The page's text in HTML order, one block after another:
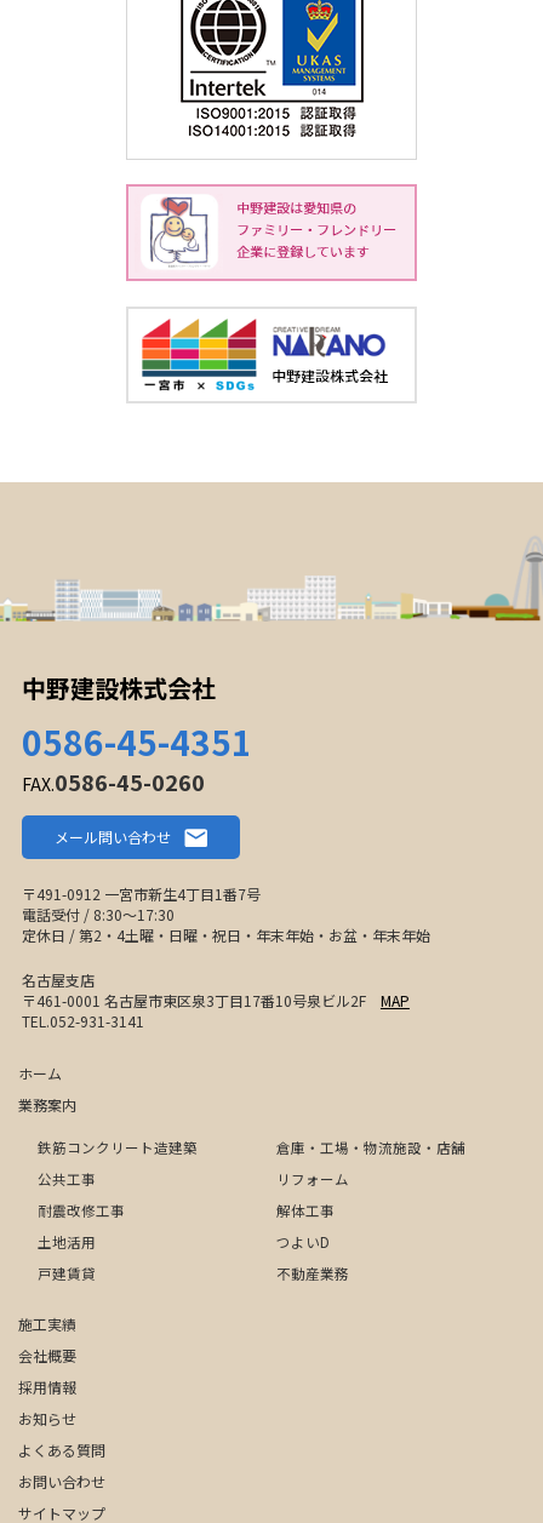
中野建設株式会社
0586-45-4351
FAX.0586-45-0260
メール問い合わせ
〒491-0912 一宮市新生4丁目1番7号
電話受付 / 8:30〜17:30
定休日 / 第2・4土曜・日曜・祝日・年末年始・お盆・年末年始
名古屋支店
〒461-0001 名古屋市東区泉3丁目17番10号泉ビル2F MAP
TEL.052-931-3141
ホーム
業務案内
鉄筋コンクリート造建築
倉庫・工場・物流施設・店舗
公共工事
リフォーム
耐震改修工事
解体工事
土地活用
つよいD
戸建賃貸
不動産業務
施工実績
会社概要
採用情報
お知らせ
よくある質問
お問い合わせ
サイトマップ